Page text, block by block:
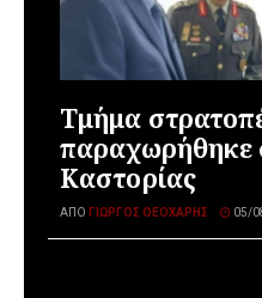
Τμήμα
παραχωρήθηκε
Καστορίας
ΑΠΌ ΓΙΏΡΓΟΣ ΘΕΟΧΆΡΗΣ 05/